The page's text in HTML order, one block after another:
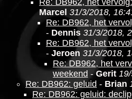
Re: DB962, het
Marcel 31/3/2018,
Re: DB962, het
- Dennis 31/3/2018,
Re: DB962, het
- Jeroen 31/3/2018,
Re: DB962, het
weekend -Gerit
Re: DB962: geluid - Brian
Re: DB962: geluid: